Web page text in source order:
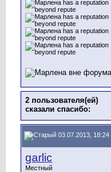
2 пользователя(ей)
сказали cпасибо:
03.07.2013, 18:24
garlic
Местный